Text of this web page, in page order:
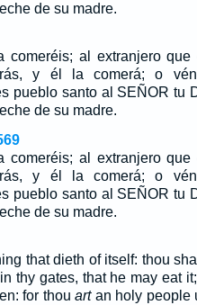
de su madre.
comeréis; al extranjero que
y él la comerá; o
pueblo santo al SEÑOR tu
de su madre.
comeréis; al extranjero que
y él la comerá; o
pueblo santo al SEÑOR tu
de su madre.
that dieth of itself: thou
in thy gates, that he may eat
for thouartan holy people